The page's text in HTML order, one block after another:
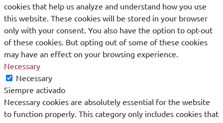
cookies that help us analyze and understand how you use
this website. These cookies will be stored in your browser
only with your consent. You also have the option to opt-out
of these cookies. But opting out of some of these cookies
may have an effect on your browsing experience.
Necessary
Necessary
Siempre activado
Necessary cookies are absolutely essential for the website
to function properly. This category only includes cookies that